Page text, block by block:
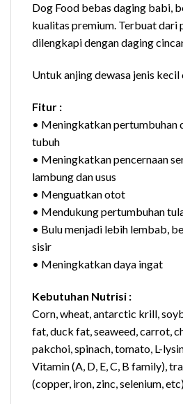
Dog Food bebas daging babi,
kualitas premium. Terbuat dari
dilengkapi dengan daging
Untuk anjing dewasa jenis kecil
Fitur :
• Meningkatkan pertumbuhan
tubuh
• Meningkatkan pencernaan
lambung dan usus
• Menguatkan otot
• Mendukung pertumbuhan
• Bulu menjadi lebih lembab,
sisir
• Meningkatkan daya ingat
Kebutuhan Nutrisi :
Corn, wheat, antarctic krill,
fat, duck fat, seaweed, carrot,
pakchoi, spinach, tomato, L-
Vitamin (A, D, E, C, B family),
(copper, iron, zinc, selenium,